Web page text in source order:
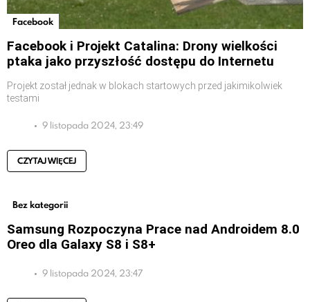
Facebook
Facebook i Projekt Catalina: Drony wielkości
ptaka jako przyszłość dostępu do Internetu
Projekt został jednak w blokach startowych przed jakimikolwiek
testami
9 listopada 2024, 23:49
CZYTAJ WIĘCEJ
Bez kategorii
Samsung Rozpoczyna Prace nad Androidem 8.0
Oreo dla Galaxy S8 i S8+
9 listopada 2024, 23:47